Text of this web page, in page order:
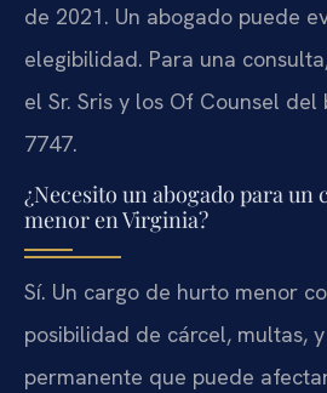
de 2021. Un abogado puede
elegibilidad. Para una
el Sr. Sris y los Of Counsel
7747.
¿Necesito un abogado para un
menor en Virginia?
Sí. Un cargo de hurto menor
posibilidad de cárcel, multas,
permanente que puede